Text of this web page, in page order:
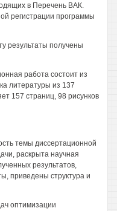
в Перечень ВАК.
регистрации программы
результаты получены
работа состоит из
литературы из 137
157 страниц, 98 рисунков
темы диссертационной
раскрыта научная
результатов,
приведены структура и
оптимизации